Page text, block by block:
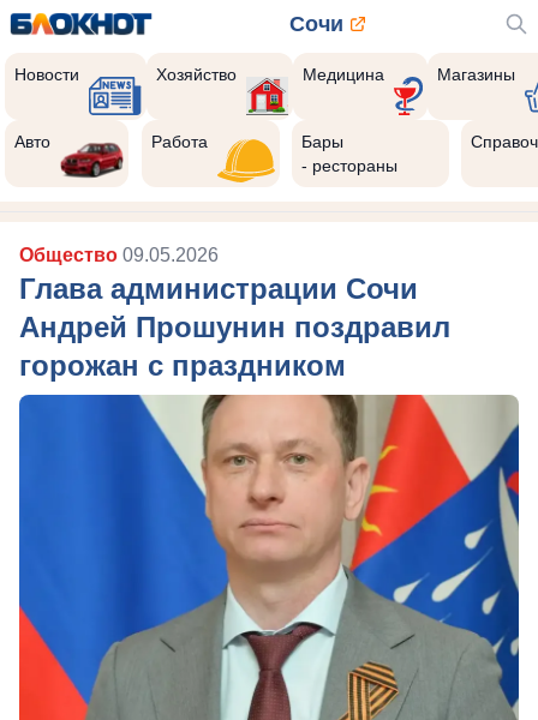
Сочи
Новости Хозяйство Медицина Магазины
Авто Работа
Бары
- рестораны
Общество 09.05.2026
Глава администрации Сочи
Андрей Прошунин поздравил
горожан с праздником